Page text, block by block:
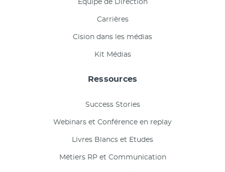
Équipe de Direction
Carrières
Cision dans les médias
Kit Médias
Ressources
Success Stories
Webinars et Conférence en replay
Livres Blancs et Etudes
Métiers RP et Communication